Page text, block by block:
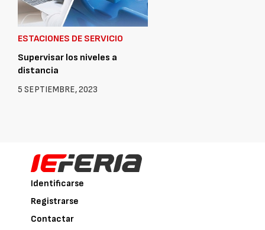
ESTACIONES DE SERVICIO
Supervisar los niveles a
distancia
5 SEPTIEMBRE, 2023
Identificarse
Registrarse
Contactar